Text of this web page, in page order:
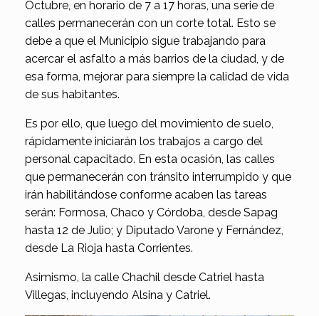
Octubre, en horario de 7 a 17 horas, una serie de
calles permanecerán con un corte total. Esto se
debe a que el Municipio sigue trabajando para
acercar el asfalto a más barrios de la ciudad, y de
esa forma, mejorar para siempre la calidad de vida
de sus habitantes.
Es por ello, que luego del movimiento de suelo,
rápidamente iniciarán los trabajos a cargo del
personal capacitado. En esta ocasión, las calles
que permanecerán con tránsito interrumpido y que
irán habilitándose conforme acaben las tareas
serán: Formosa, Chaco y Córdoba, desde Sapag
hasta 12 de Julio; y Diputado Varone y Fernández,
desde La Rioja hasta Corrientes.
Asimismo, la calle Chachil desde Catriel hasta
Villegas, incluyendo Alsina y Catriel.